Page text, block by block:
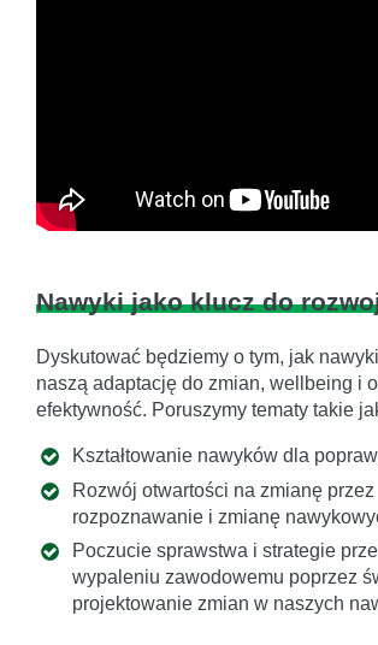
Nawyki jako klucz do
Dyskutować będziemy o tym, jak
naszą adaptację do zmian, wellbeing i
efektywność. Poruszymy tematy takie
Kształtowanie nawyków dla
Rozwój otwartości na zmianę przez
rozpoznawanie i zmianę
Poczucie sprawstwa i strategie
wypaleniu zawodowemu poprzez
projektowanie zmian w naszych